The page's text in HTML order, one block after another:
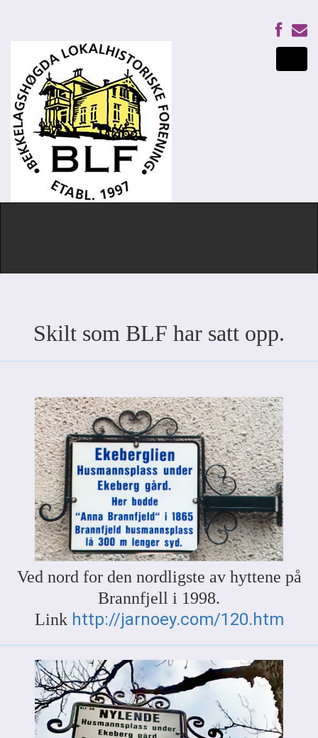
Skilt som BLF har satt opp.
Ved nord for den nordligste av hyttene på
Brannfjell i 1998.
Link http://jarnoey.com/120.htm